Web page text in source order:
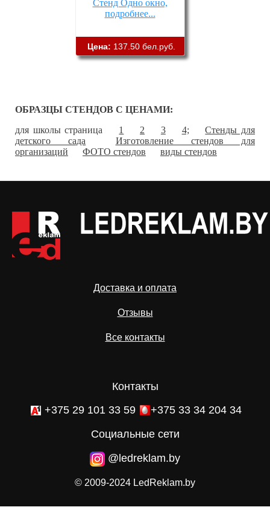
Стенд Одно окно,
подробнее...
Цена: 137.50 бел.руб.
ОБРАЗЦЫ СТЕНДОВ С ЦЕНАМИ:
для школы страница 1 2 3 4;
Стенды для
детского сада
Изготовление стендов для
организаций
ФОТО стендов виды стендов
Доставка и оплата
Отзывы
Все контакты
Контакты
+375 29 101 33 59
+375 33 34 204 34
Социальные сети
@ledreklam.by
© 2009-2024 LedReklam.by